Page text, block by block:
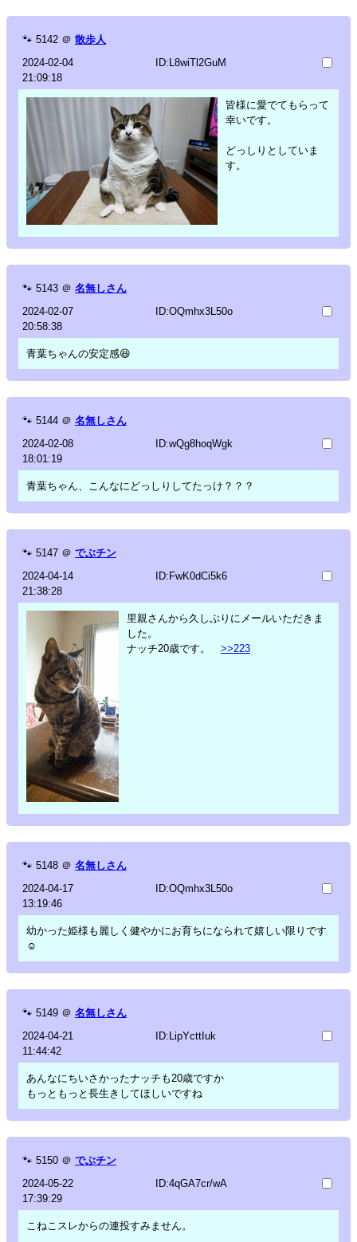
🐾 5142 ＠ 散歩人
2024-02-04
21:09:18
ID:L8wiTl2GuM
皆様に愛でてもらって
幸いです。
どっしりとしていま
す。
🐾 5143 ＠ 名無しさん
2024-02-07
20:58:38
ID:OQmhx3L50o
青葉ちゃんの安定感😆
🐾 5144 ＠ 名無しさん
2024-02-08
18:01:19
ID:wQg8hoqWgk
青葉ちゃん、こんなにどっしりしてたっけ？？？
🐾 5147 ＠ でぶチン
2024-04-14
21:38:28
ID:FwK0dCi5k6
里親さんから久しぶりにメールいただきま
した。
ナッチ20歳です。 >>223
🐾 5148 ＠ 名無しさん
2024-04-17
13:19:46
ID:OQmhx3L50o
幼かった姫様も麗しく健やかにお育ちになられて嬉しい限りです
☺️
🐾 5149 ＠ 名無しさん
2024-04-21
11:44:42
ID:LipYcttIuk
あんなにちいさかったナッチも20歳ですか
もっともっと長生きしてほしいですね
🐾 5150 ＠ でぶチン
2024-05-22
17:39:29
ID:4qGA7cr/wA
こねこスレからの連投すみません。